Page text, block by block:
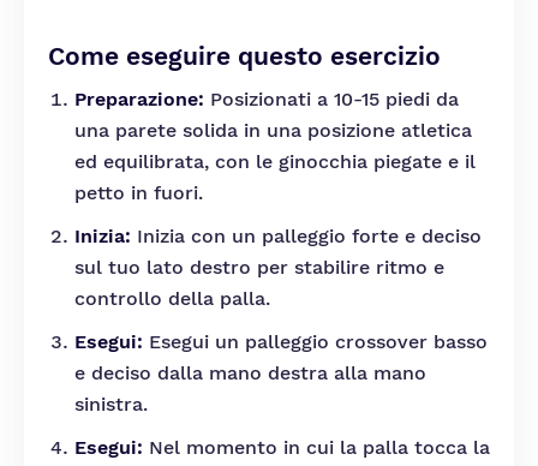
Come eseguire questo esercizio
Preparazione: Posizionati a 10-15 piedi da
una parete solida in una posizione atletica
ed equilibrata, con le ginocchia piegate e il
petto in fuori.
Inizia: Inizia con un palleggio forte e deciso
sul tuo lato destro per stabilire ritmo e
controllo della palla.
Esegui: Esegui un palleggio crossover basso
e deciso dalla mano destra alla mano
sinistra.
Esegui: Nel momento in cui la palla tocca la